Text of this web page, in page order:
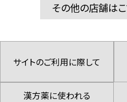
その他の店舗は
サイトのご利用に際して
漢方薬に使われる